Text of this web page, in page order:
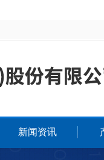
新闻资讯